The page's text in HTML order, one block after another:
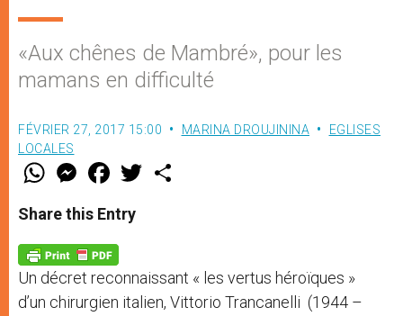
«Aux chênes de Mambré», pour les
mamans en difficulté
FÉVRIER 27, 2017 15:00 MARINA DROUJININA
EGLISES
LOCALES
W
t
s
p
p
M
e
s
e
g
e
r
F
a
e
b
o
k
w
Share this Entry
Un décret reconnaissant « les vertus héroïques »
d’un chirurgien italien, Vittorio Trancanelli (1944 –